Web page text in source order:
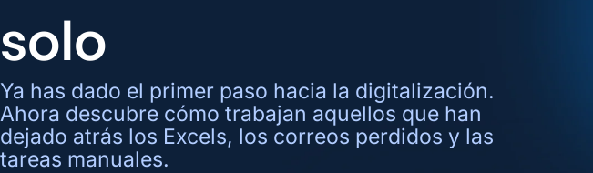
solo
Ya has dado el primer paso hacia la digitalización.
Ahora descubre cómo trabajan aquellos que han
dejado atrás los Excels, los correos perdidos y las
tareas manuales.